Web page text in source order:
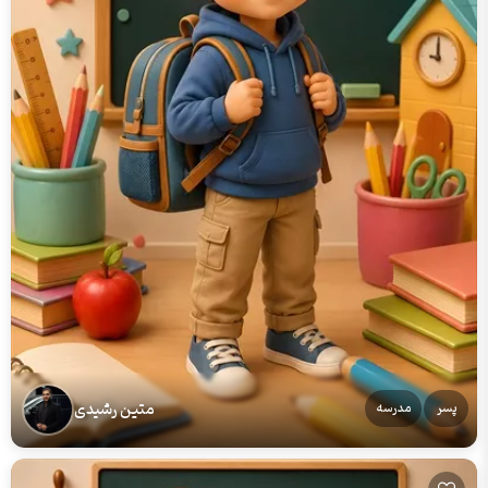
پسر مدرسه متین رشیدی